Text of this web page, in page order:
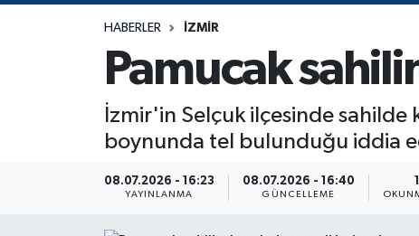
HABERLER İZMIR
Pamucak
İzmir'in Selçuk ilçesinde sahilde
boynunda tel bulunduğu iddia
08.07.2026 - 16:23
YAYINLANMA
08.07.2026 - 16:40
GÜNCELLEME
Bilim Teknoloji
Advertising news
Tüm Manşetler
Son Dakika Haberleri
Haber Arşivi